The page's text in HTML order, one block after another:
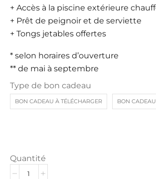
+ Accès à la piscine extérieure
+ Prêt de peignoir et de serviette
+ Tongs jetables offertes
* selon horaires d’ouverture
** de mai à septembre
Type de bon cadeau
BON CADEAU À TÉLÉCHARGER BON
Quantité